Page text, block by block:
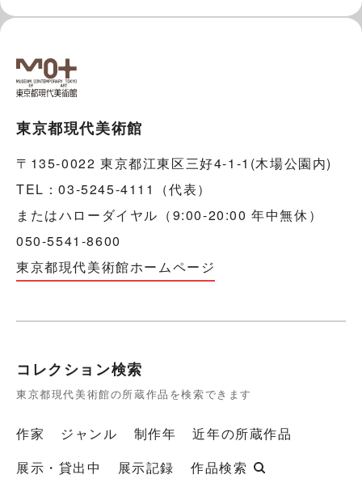
東京都現代美術館
〒135-0022 東京都江東区三好4-1-1(木場公園内)
TEL：03-5245-4111（代表）
またはハローダイヤル（9:00-20:00 年中無休）
050-5541-8600
東京都現代美術館ホームページ
コレクション検索
東京都現代美術館の所蔵作品を検索できます
作家 ジャンル 制作年
近年の所蔵作品
展示・貸出中
展示記録 作品検索